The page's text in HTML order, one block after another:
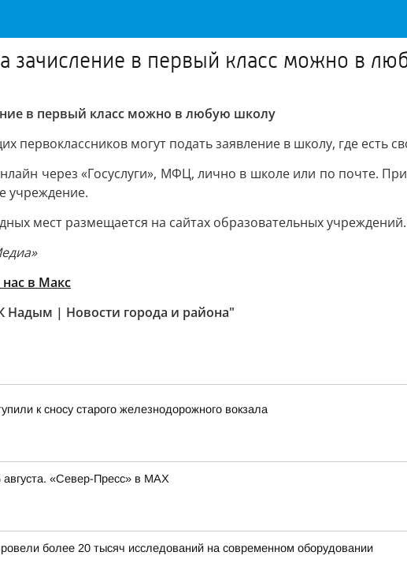
зачисление в первый класс можно в
в первый класс можно в любую школу
первоклассников могут подать заявление в школу, где есть
через «Госуслуги», МФЦ, лично в школе или по почте.
учреждение.
мест размещается на сайтах образовательных учреждений.
в Mакс
Надым | Новости города и района"
к сносу старого железнодорожного вокзала
«Север-Пресс» в MAX
более 20 тысяч исследований на современном оборудовании